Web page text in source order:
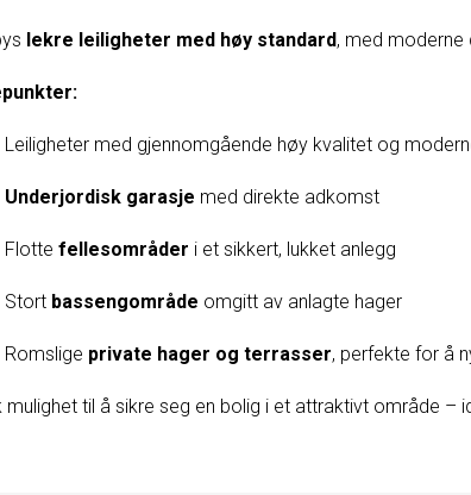
lekre leiligheter med høy standard, med
Leiligheter med gjennomgående høy kvalitet og
Underjordisk garasje med direkte adkomst
Flotte fellesområder i et sikkert, lukket anlegg
Stort bassengområde omgitt av anlagte hager
Romslige private hager og terrasser, perfekte for å
mulighet til å sikre seg en bolig i et attraktivt område –